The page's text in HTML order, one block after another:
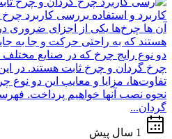
کاربرد و استفاده بررسی کاربرد
آن ها چرخ‌ها یکی از اجزای ضروری
هستند که به راحتی حرکت و جا به
دو نوع رایج چرخ که در صنایع مختلف
چرخ گردان و چرخ ثابت هستند. در
تفاوت‌ها، مزایا و معایب این دو
نحوه نصب آنها خواهیم پرداخت.
گردان...
1 سال پیش